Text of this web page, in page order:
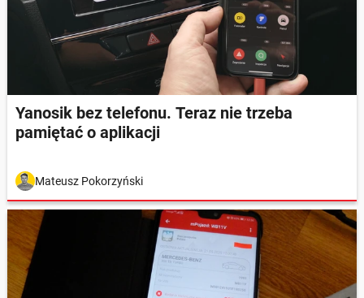
Yanosik bez telefonu. Teraz nie trzeba
pamiętać o aplikacji
Mateusz Pokorzyński